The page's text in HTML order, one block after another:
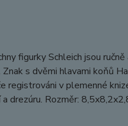
figurky Schleich jsou
s dvěmi hlavami koňů
registrováni v plemenné
drezúru. Rozměr: